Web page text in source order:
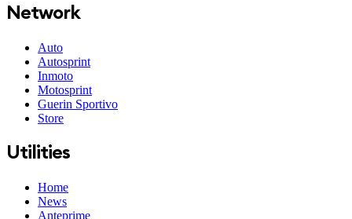
Network
Auto
Autosprint
Inmoto
Motosprint
Guerin Sportivo
Store
Utilities
Home
News
Anteprime